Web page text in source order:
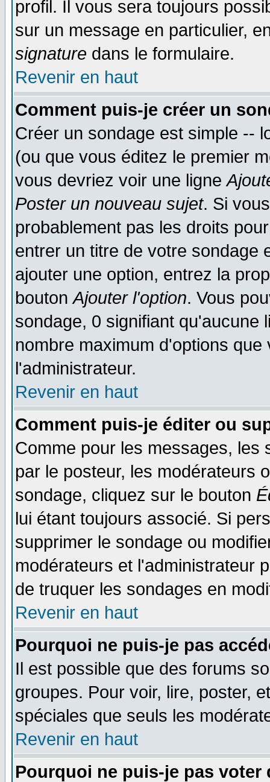
profil. Il vous sera toujours
sur un message en particulier,
signature dans le formulaire.
Revenir en haut
Comment puis-je créer un
Créer un sondage est simple --
(ou que vous éditez le premier
vous devriez voir une ligne
Poster un nouveau sujet. Si
probablement pas les droits
entrer un titre de votre sondage
ajouter une option, entrez la
boutonAjouter l'option. Vous
sondage, 0 signifiant qu'aucune
nombre maximum d'options
l'administrateur.
Revenir en haut
Comment puis-je éditer ou
Comme pour les messages, les
par le posteur, les modérateurs
sondage, cliquez sur le bouton
lui étant toujours associé. Si
supprimer le sondage ou
modérateurs et l'administrateur
de truquer les sondages en
Revenir en haut
Pourquoi ne puis-je pas
Il est possible que des forums
groupes. Pour voir, lire, poster,
spéciales que seuls les
Revenir en haut
Pourquoi ne puis-je pas voter